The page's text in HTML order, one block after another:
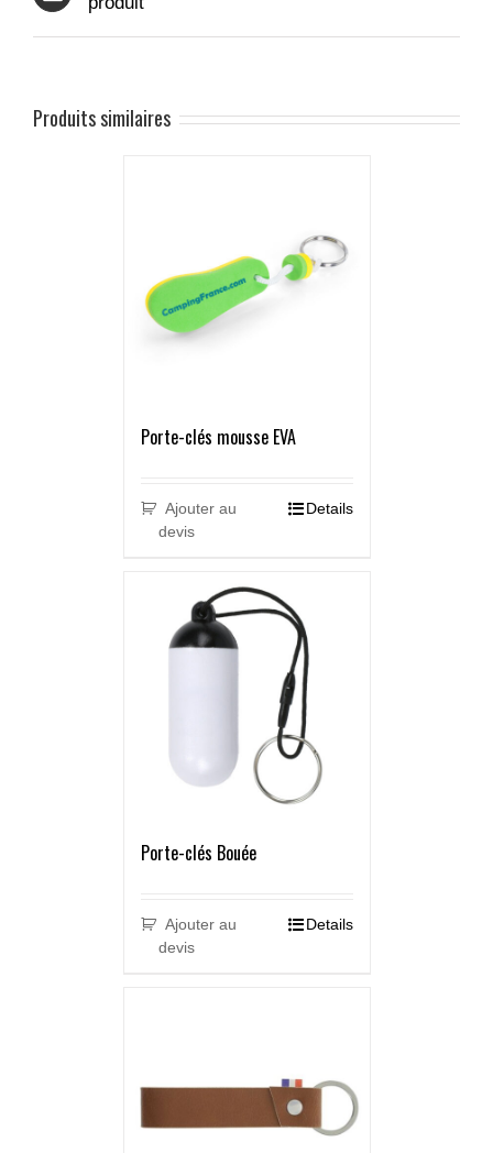
Produits similaires
Porte-clés mousse EVA
Ajouter au
devis
Details
Porte-clés Bouée
Ajouter au
devis
Details